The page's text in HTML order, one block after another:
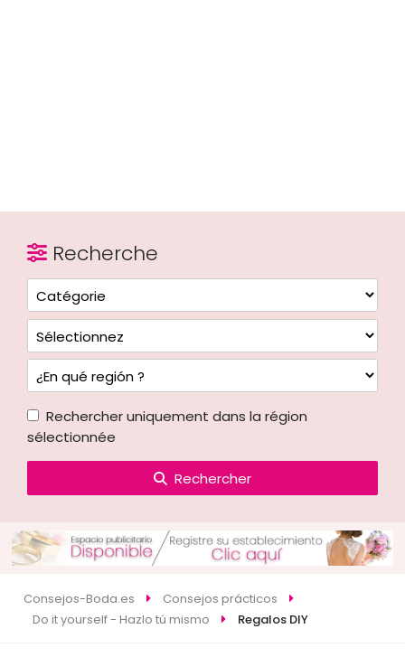
Recherche
Rechercher uniquement dans la région
sélectionnée
Rechercher
Consejos-Boda.es
Consejos prácticos
Do it yourself - Hazlo tú mismo
Regalos DIY